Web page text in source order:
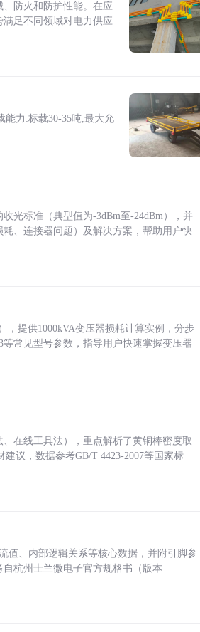
防火和防护性能。在应
足不同领域对电力供应
能力:标载30-35吨,最大允
光标准（典型值为-3dBm至-24dBm），并
、连接器问题）及解决方案，帮助用户快
，提供1000kVA变压器损耗计算实例，分步
常见型号参数，指导用户快速掌握变压器
在线工具法），重点解析了黄铜棒密度取
议，数据参考GB/T 4423-2007等国家标
值、内部逻辑关系等核心数据，并附引脚参
杭州士兰微电子官方规格书（版本